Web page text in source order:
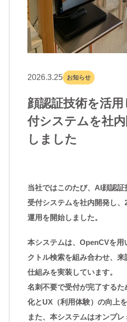
2026.3.25 お知らせ
顔認証技術を活
付システムを社
しました
当社ではこのたび、AI顔認
受付システムを社内開発し、
運用を開始しました。
本システムは、OpenCVを用
クトル検索を組み合わせ、
仕組みを実装しています。
名刺不要で受付が完了する
化とUX（利用体験）の向上
また、本システムはオンプレ